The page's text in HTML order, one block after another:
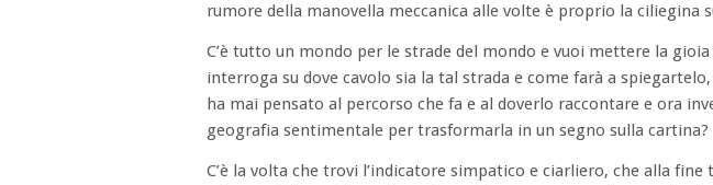
rumore della manovella meccanica alle volte è proprio la ciliegina
C’è tutto un mondo per le strade del mondo e vuoi mettere la
interroga su dove cavolo sia la tal strada e come farà a
ha mai pensato al percorso che fa e al doverlo raccontare e ora
geografia sentimentale per trasformarla in un segno sulla cartina?
C’è la volta che trovi l’indicatore simpatico e ciarliero, che alla